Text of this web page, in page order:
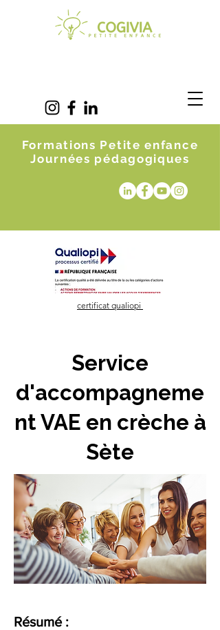
Formations Petite enfance
Journées pédagogiques
certificat qualiopi
Service
d'accompagneme
nt VAE en crèche à
Sète
Résumé :